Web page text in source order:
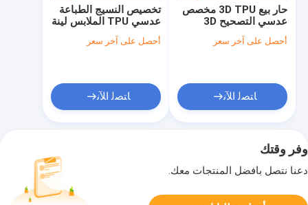
تخصيص النسيج الطباعة
عدسي TPU الملابس لينة
عدسي الوجه التصحيح
لاصق عدسي ورقة
أحصل على آخر سعر
ﺎﺘﺼﻟ ﺍﻶﻧ
حار بيع 3D TPU مخصص
عدسي التصحيح 3D
الطباعة لينة عدسي التي
شيرت النسيج 3D عدسي أحصل على آخر سعر
ﺎﺘﺼﻟ ﺍﻶﻧ
وفر وقتك
دعنا نتصل بأفضل المنتجات معك.